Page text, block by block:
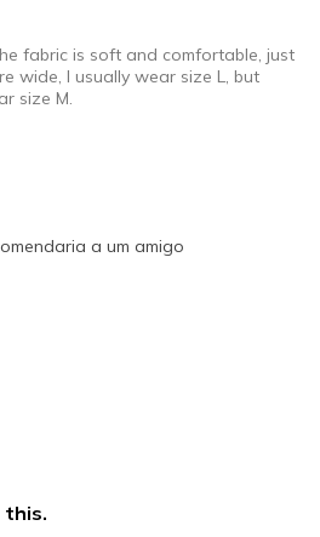
true to size
fabric is soft and comfortable, just
wide, I usually wear size L, but
size M.
a um amigo
this.